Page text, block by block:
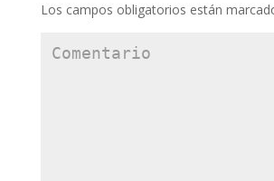
Los campos obligatorios están